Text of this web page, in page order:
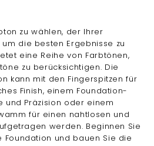
zu wählen, der Ihrer
die besten Ergebnisse zu
eine Reihe von Farbtönen,
zu berücksichtigen. Die
kann mit den Fingerspitzen für
Finish, einem Foundation-
und Präzision oder einem
für einen nahtlosen und
werden. Beginnen Sie
Foundation und bauen Sie die